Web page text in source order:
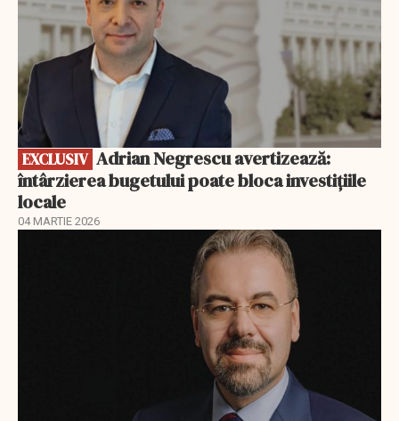
EXCLUSIV
întârzierea bugetului poate bloca investițiile
locale
04 MARTIE 2026